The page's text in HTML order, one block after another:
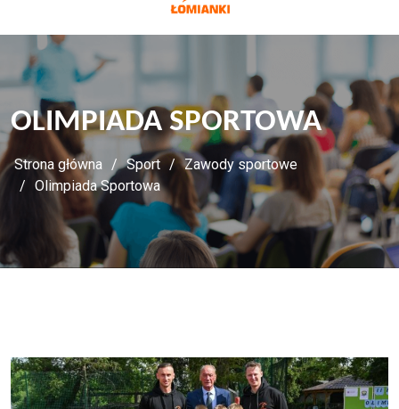
OLIMPIADA SPORTOWA
Strona główna Sport
Zawody sportowe
Olimpiada Sportowa